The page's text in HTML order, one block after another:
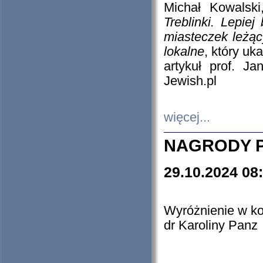
Michał
Treblinki. Lepiej
miasteczek
lokalne, który
artykuł prof.
Jewish.pl
więcej...
NAGRODY
29.10.2024
Wyróżnienie w
dr Karoliny Panz